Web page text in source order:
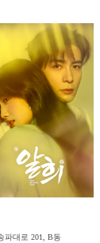
파대로 201, B동